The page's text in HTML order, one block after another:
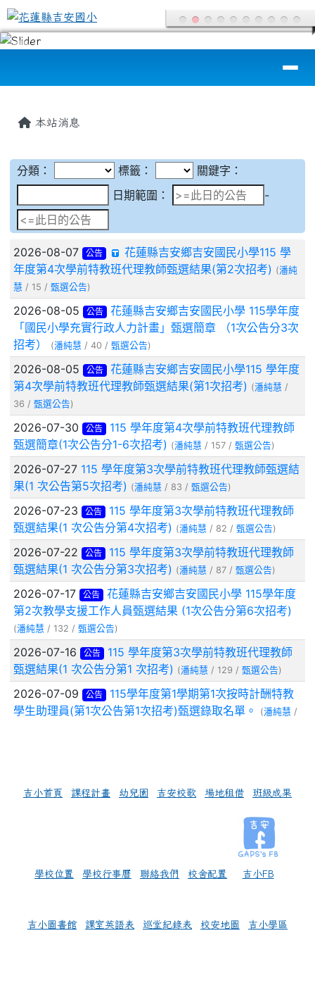
跳至主內容區
花蓮縣吉安國小
本站消息
甄選公告
吉小首頁 課程計畫 幼兒園 吉安校歌 場地租借 班級成果
學校位置 學校行事曆 聯絡我們 校舍配置 吉小FB
吉小圖書館 課室英語表 巡堂紀錄表 校安地圖 吉小學區